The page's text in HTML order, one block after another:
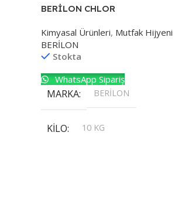
BERİLON CHLOR
Kimyasal Ürünleri, Mutfak Hijyeni
BERİLON
Stokta
WhatsApp Sipariş
MARKA BERİLON
KILO
10 KG